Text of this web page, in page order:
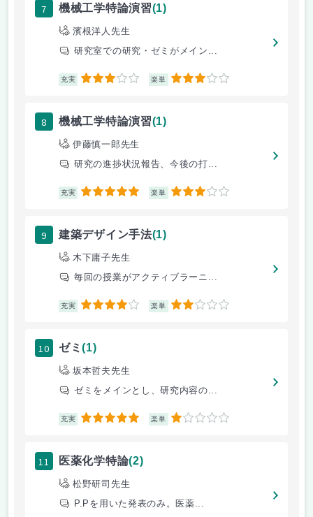
7 機械工学特論演習(1)
濱根洋人先生
研究室での研究・ゼミがメイン...
充実 3 楽単 3
8 機械工学特論演習(1)
伊藤慎一郎先生
研究の進捗状況報告、今後の打...
充実 5 楽単 3
9 建築デザイン手法(1)
木下庸子先生
毎回の授業がアクティブラーニ...
充実 4 楽単 2
10 ゼミ(1)
坂本哲夫先生
ゼミをメインとし、研究内容の...
充実 5 楽単 1
11 医薬化学特論(2)
松野研司先生
P.Pを用いた発表のみ。医薬...